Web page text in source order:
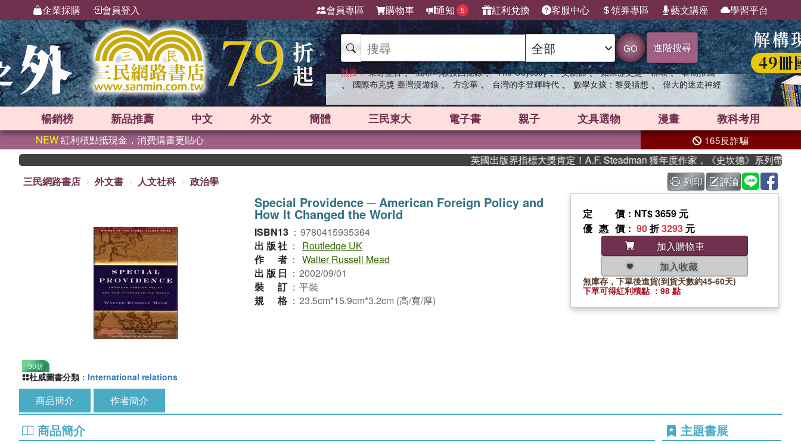
企業採購 會員登入 會員專區 購物車 通知 5 紅利兌換 客服中心 領券專區 藝文講座 學習平台
GO 進階搜尋
熱搜： 東野圭吾 、 高希均教授回憶錄 、 The Odyssey 、 父親節 、 如果歷史是一群喵 、 暑期推薦
、 國際布克獎 臺灣漫遊錄 、 方念華 、 台灣的李登輝時代 、 數學女孩：黎曼猜想 、 偉大的迷走神經
暢銷榜 新品推薦 中文 外文 簡體 三民東大 電子書 親子 文具選物 漫畫 教科考用
NEW紅利積點抵現金，消費購書更貼心 165反詐騙
英國出版界指標大獎肯定！A.F. Steadman 獲年度作家，《史坎德》系列帶你踏上
三民網路書店
外文書 人文社科 政治學 列印 評論
90折
Special Providence ─ American Foreign Policy and
How It Changed the World
ISBN13 ： 9780415935364
出版社 ：
Routledge UK
作者 ： Walter Russell Mead
出版日 ： 2002/09/01
裝訂 ： 平裝
規格 ： 23.5cm*15.9cm*3.2cm (高/寬/厚)
定價 ：NT$ 3659 元
優惠價 ： 90折3293 元
加入購物車
加入收藏
無庫存，下單後進貨(到貨天數約45-60天)
下單可得紅利積點 ：98 點
杜威圖書分類 ： International relations
商品簡介 作者簡介
商品簡介 主題書展